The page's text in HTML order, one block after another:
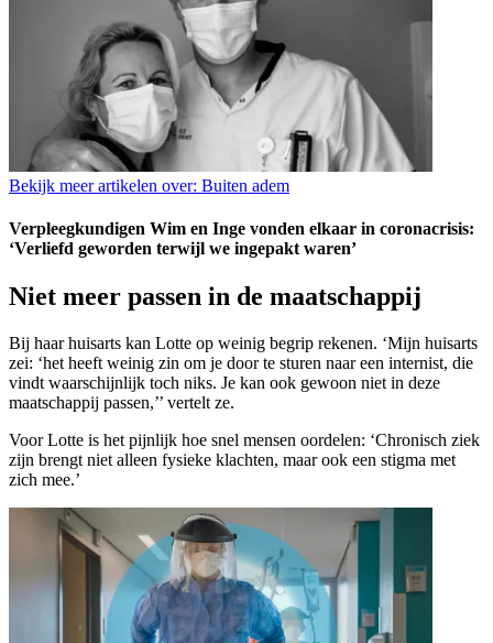
Bekijk meer artikelen over: Buiten adem
Verpleegkundigen Wim en Inge vonden elkaar in coronacrisis:
‘Verliefd geworden terwijl we ingepakt waren’
Niet meer passen in de maatschappij
Bij haar huisarts kan Lotte op weinig begrip rekenen. ‘Mijn huisarts
zei: ‘het heeft weinig zin om je door te sturen naar een internist, die
vindt waarschijnlijk toch niks. Je kan ook gewoon niet in deze
maatschappij passen,’’ vertelt ze.
Voor Lotte is het pijnlijk hoe snel mensen oordelen: ‘Chronisch ziek
zijn brengt niet alleen fysieke klachten, maar ook een stigma met
zich mee.’